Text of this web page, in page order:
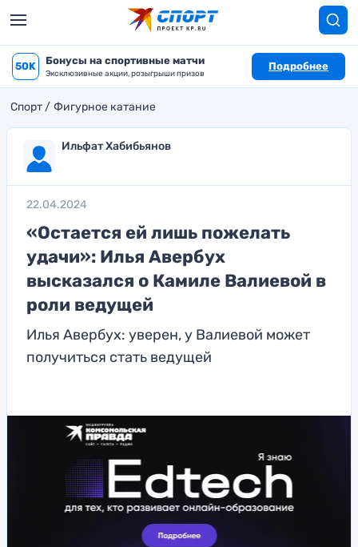
50K Бонусы на спортивные матчи
Эксклюзивные акции, розыгрыши призов
Подробнее
Спорт Фигурное катание
Ильфат Хабибьянов
22.04.2024
«Остается ей лишь пожелать
удачи»: Илья Авербух
высказался о Камиле Валиевой в
роли ведущей
Илья Авербух: уверен, у Валиевой может
получиться стать ведущей